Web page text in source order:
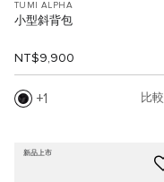
TUMI ALPHA
小型斜背包
NT$9,900
1 比較
新品上市